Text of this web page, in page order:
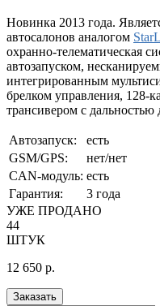
Новинка 2013 года.
автосалонов аналогом
охранно-телематическая
автозапуском,
интегрированным
брелком управления,
трансивером с дальностью
Автозапуск:
есть
GSM/GPS:
нет/нет
CAN-модуль: есть
Гарантия:
3 года
УЖЕ ПРОДАНО
44
ШТУК
12 650 р.
Заказать